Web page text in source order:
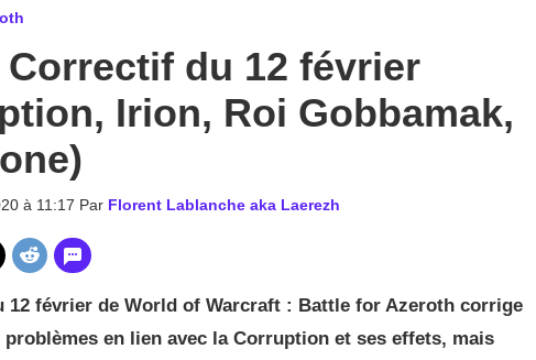
Correctif du 12 février
Irion, Roi Gobbamak,
à 11:17 Par Florent Lablanche aka Laerezh
12 février de World of Warcraft : Battle for Azeroth corrige
en lien avec la Corruption et ses effets, mais